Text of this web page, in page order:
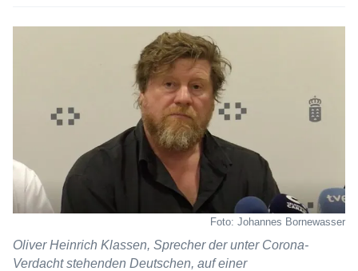
Foto: Johannes Bornewasser
Oliver Heinrich Klassen, Sprecher der unter Corona-
Verdacht stehenden Deutschen, auf einer